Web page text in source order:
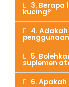
3. Berapa
kucing?
4.
5.
suplemen
6.